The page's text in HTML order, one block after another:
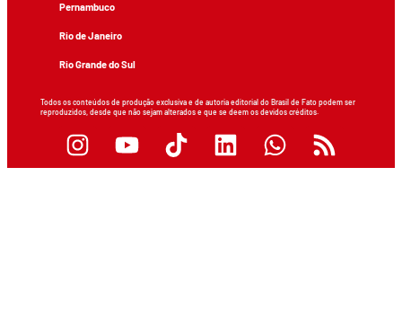
Pernambuco
Rio de Janeiro
Rio Grande do Sul
Todos os conteúdos de produção exclusiva e de autoria editorial do Brasil de Fato podem ser
reproduzidos, desde que não sejam alterados e que se deem os devidos créditos.